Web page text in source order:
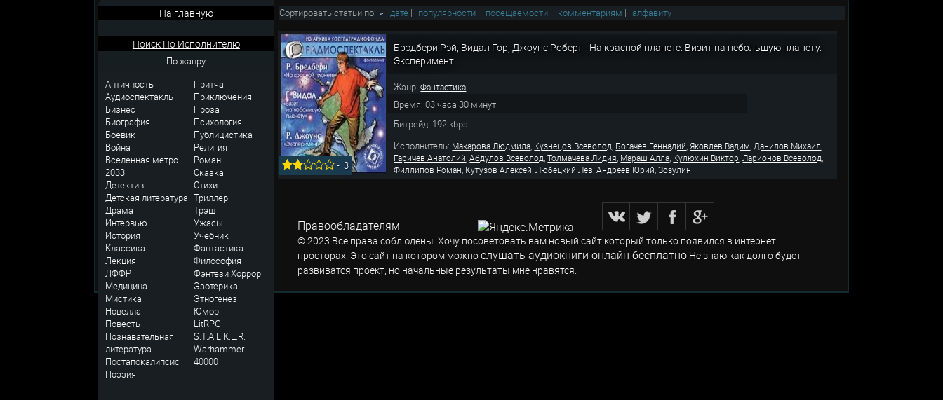
На главную
Поиск По Исполнителю
По жанру
Античность
Аудиоспектакль
Бизнес
Биография
Боевик
Война
Вселенная метро
2033
Детектив
Детская литература
Драма
Интервью
История
Классика
Лекция
ЛФФР
Медицина
Мистика
Новелла
Повесть
Познавательная
литература
Постапокалипсис
Поэзия
Притча
Приключения
Проза
Психология
Публицистика
Религия
Роман
Сказка
Стихи
Триллер
Трэш
Ужасы
Учебник
Фантастика
Философия
ФэнтезиХоррор
Эзотерика
Этногенез
Юмор
LitRPG
S.T.A.L.K.E.R.
Warhammer
40000
Сортировать статьи по: дате | популярности | посещаемости | комментариям | алфавиту
-3
Брэдбери Рэй, Видал Гор, Джоунс Роберт - На красной планете. Визит на небольшую планету.
Эксперимент
Жанр:Фантастика
Время: 03 часа 30 минут
Битрейд: 192 kbps
Исполнитель: Макарова Людмила, Кузнецов Всеволод, Богачев Геннадий,Яковлев Вадим,Данилов Михаил,
Гаричев Анатолий,Абдулов Всеволод,Толмачева Лидия, Мараш Алла, Кулюхин Виктор,Ларионов Всеволод,
Филлипов Роман, Кутузов Алексей,Любецкий Лев,Андреев Юрий,Зозулин
Правообладателям
© 2023 Все права соблюдены .Хочу посоветовать вам новый сайт который только появился в интернет
просторах. Это сайт на котором можнослушать аудиокниги онлайн бесплатно.Не знаю как долго будет
развиватся проект, но начальные результаты мне нравятся.